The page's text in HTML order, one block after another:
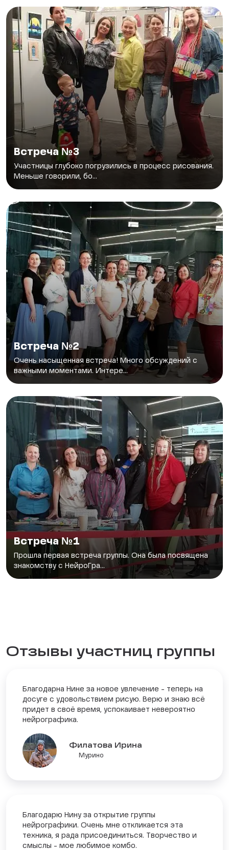
Встреча №3
Участницы глубоко погрузились в процесс рисования.
Меньше говорили, бо...
Встреча №2
Очень насыщенная встреча! Много обсуждений с
важными моментами. Интере...
Встреча №1
Прошла первая встреча группы. Она была посвящена
знакомству с НейроГра...
Отзывы участниц группы
Благодарна Нине за новое увлечение - теперь на
досуге с удовольствием рисую. Верю и знаю всё
придет в своё время, успокаивает невероятно
нейрографика.
Филатова Ирина
Мурино
Благодарю Нину за открытие группы
нейрографики. Очень мне откликается эта
техника, я рада присоединиться. Творчество и
смыслы - мое любимое комбо.